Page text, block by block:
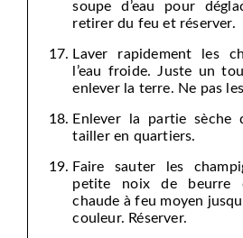
soupe d’eau pour
retirer du feu et réserver.
Laver rapidement les
l’eau froide. Juste un
enlever la terre. Ne pas
Enlever la partie
tailler en quartiers.
Faire sauter les
petite noix de beurre
chaude à feu moyen
couleur. Réserver.